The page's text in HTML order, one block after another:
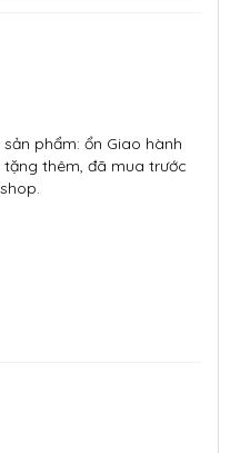
phẩm: ổn Giao hành
thêm, đã mua trước